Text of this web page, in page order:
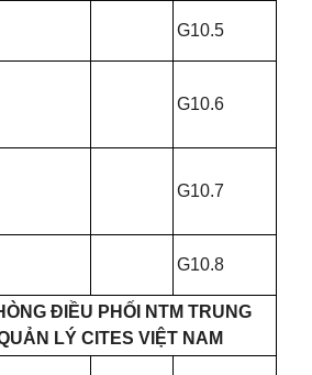
G10.5
G10.6
G10.7
G10.8
ĐIỀU PHỐI NTM TRUNG
LÝ CITES VIỆT NAM